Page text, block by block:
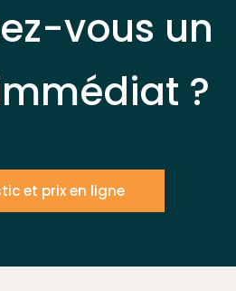
vous un
?
et prix en ligne